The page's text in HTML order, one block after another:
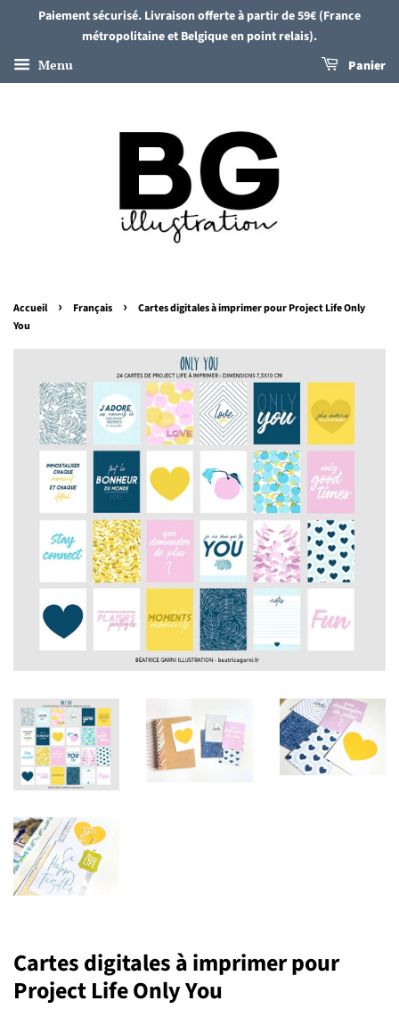
Paiement sécurisé. Livraison offerte à partir de 59€ (France
métropolitaine et Belgique en point relais).
Menu Panier
Accueil › Français ›
Cartes digitales à imprimer pour Project Life Only
You
Cartes digitales à imprimer pour
Project Life Only You